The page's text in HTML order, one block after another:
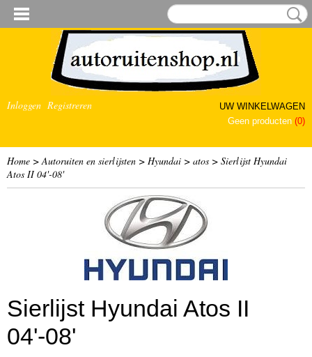
Inloggen Registreren
UW WINKELWAGEN
Geen producten (0)
Home >Autoruiten en sierlijsten > Hyundai > atos > Sierlijst Hyundai
Atos II 04'-08'
Sierlijst Hyundai Atos II
04'-08'